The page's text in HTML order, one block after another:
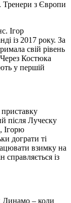
з Європи
Ігор
із 2017 року. За
свій рівень
Костюка
у першій
після Луческу
Ігорю
дограти ті
взимку на
справляється із
Динамо – коли